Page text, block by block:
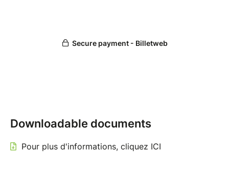
Downloadable documents
Pour plus d'informations, cliquez ICI